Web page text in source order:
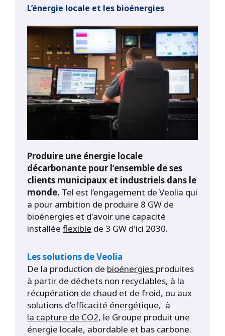
L’énergie locale et les bioénergies
Produire une énergie locale
décarbonante pour l’ensemble de ses
clients municipaux et industriels dans le
monde. Tel est l’engagement de Veolia qui
a pour ambition de produire 8 GW de
bioénergies et d'avoir une capacité
installée flexible de 3 GW d'ici 2030.
Les solutions de Veolia
De la production de bioénergies produites
à partir de déchets non recyclables, à la
récupération de chaud et de froid, ou aux
solutions d’efficacité énergétique, à
la capture de CO2, le Groupe produit une
énergie locale, abordable et bas carbone.